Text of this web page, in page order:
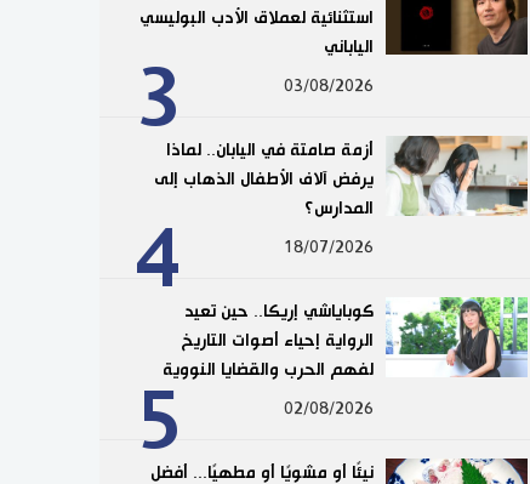
3
استثنائية لعملاق الأدب البوليسي
الياباني
03/08/2026
4
أزمة صامتة في اليابان.. لماذا
يرفض آلاف الأطفال الذهاب إلى
المدارس؟
18/07/2026
5
كوباياشي إريكا.. حين تعيد
الرواية إحياء أصوات التاريخ
لفهم الحرب والقضايا النووية
02/08/2026
نيئًا أو مشويًا أو مطهيًا... أفضل